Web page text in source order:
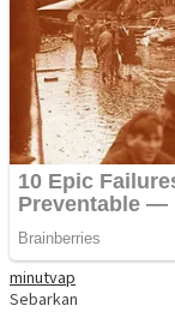
minutvap
Sebarkan